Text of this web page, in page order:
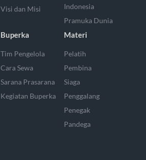
Visi dan Misi
Indonesia
Pramuka Dunia
Buperka
Tim Pengelola
Cara Sewa
Sarana Prasarana
Kegiatan Buperka
Materi
Pelatih
Pembina
Siaga
Penggalang
Penegak
Pandega